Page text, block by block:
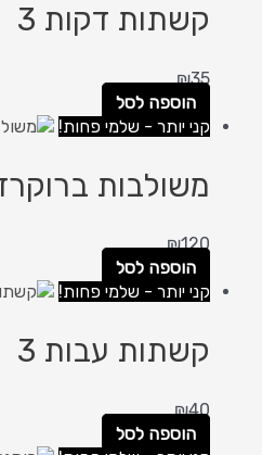
קשתות דקות 3
₪35
הוספה לסל
קני יותר - שלמי פחות!
משולבות ברוקרד
₪120
הוספה לסל
קני יותר - שלמי פחות!
קשתות עבות 3
₪40
הוספה לסל